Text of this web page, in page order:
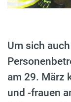
Um sich
am 29. März
und -frauen